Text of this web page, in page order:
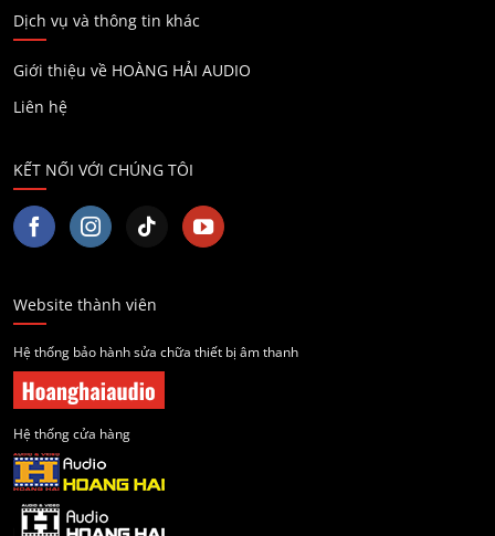
Dịch vụ và thông tin khác
Giới thiệu về HOÀNG HẢI AUDIO
Liên hệ
KẾT NỐI VỚI CHÚNG TÔI
Website thành viên
Hệ thống bảo hành sửa chữa thiết bị âm thanh
Hệ thống cửa hàng